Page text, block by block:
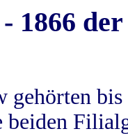
1866
gehörten